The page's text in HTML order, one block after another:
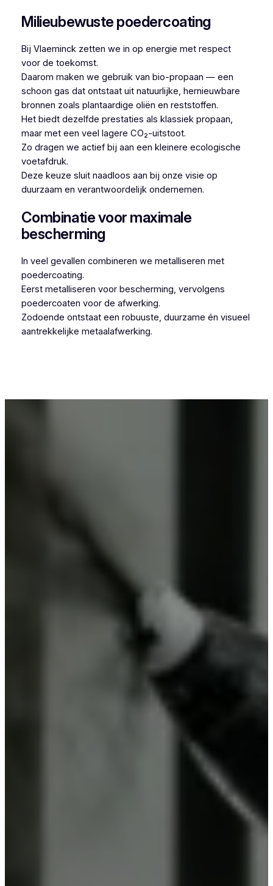
Milieubewuste poedercoating
Bij Vlaeminck zetten we in op energie met respect
voor de toekomst.
Daarom maken we gebruik van bio-propaan — een
schoon gas dat ontstaat uit natuurlijke, hernieuwbare
bronnen zoals plantaardige oliën en reststoffen.
Het biedt dezelfde prestaties als klassiek propaan,
maar met een veel lagere CO₂-uitstoot.
Zo dragen we actief bij aan een kleinere ecologische
voetafdruk.
Deze keuze sluit naadloos aan bij onze visie op
duurzaam en verantwoordelijk ondernemen.
Combinatie voor maximale
bescherming
In veel gevallen combineren we metalliseren met
poedercoating.
Eerst metalliseren voor bescherming, vervolgens
poedercoaten voor de afwerking.
Zodoende ontstaat een robuuste, duurzame én visueel
aantrekkelijke metaalafwerking.